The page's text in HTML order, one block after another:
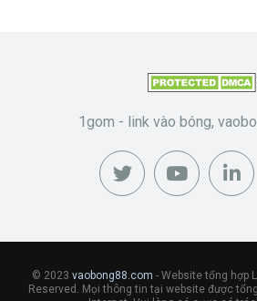
1gom - link vào bóng,
© 2023 vaobong88.com - Website tổng hợp
Reserved. Mọi thông tin tại website được